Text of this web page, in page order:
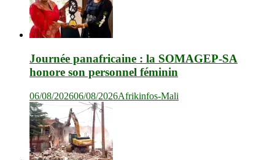
Journée panafricaine : la SOMAGEP-SA
honore son personnel féminin
06/08/202606/08/2026Afrikinfos-Mali